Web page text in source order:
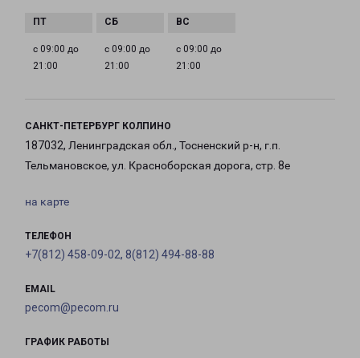
с 09:00 до
21:00
с 09:00 до
21:00
с 09:00 до
21:00
САНКТ-ПЕТЕРБУРГ КОЛПИНО
187032, Ленинградская обл., Тосненский р-н, г.п.
Тельмановское, ул. Красноборская дорога, стр. 8е
на карте
ТЕЛЕФОН
+7(812) 458-09-02, 8(812) 494-88-88
EMAIL
pecom@pecom.ru
ГРАФИК РАБОТЫ